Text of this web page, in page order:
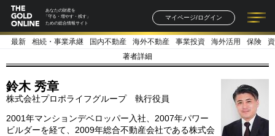
あなたの財産を
「守る・増やす・残す」
ための総合情報サイト
マイページ/ログイン
記事一覧 連載一覧
著者一覧 書籍一覧
最新 相続・事業承継 国内不動産 海外不動産 事業投資 海外活用 保険
著者詳細
鈴木 秀章
株式会社プロポライフグループ 執行役員
2001年マンションデベロッパー入社、2007年パワー
ビルダーを経て、2009年総合不動産会社である株式会